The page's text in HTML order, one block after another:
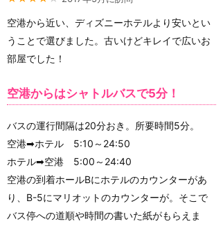
空港から近い、ディズニーホテルより安いとい
うことで選びました。古いけどキレイで広いお
部屋でした！
空港からはシャトルバスで5分！
バスの運行間隔は20分おき。所要時間5分。
空港➡ホテル 5:10～24:50
ホテル➡空港 5:00～24:40
空港の到着ホールBにホテルのカウンターがあ
り、B-5にマリオットのカウンターが。そこで
バス停への道順や時間の書いた紙がもらえま